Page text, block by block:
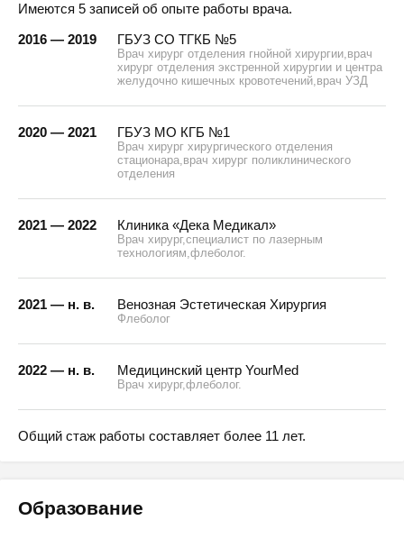
Имеются 5 записей об опыте работы врача.
2016 — 2019
ГБУЗ СО ТГКБ №5
Врач хирург отделения гнойной хирургии,врач
хирург отделения экстренной хирургии и центра
желудочно кишечных кровотечений,врач УЗД
2020 — 2021 ГБУЗ МО КГБ №1
Врач хирург хирургического отделения
стационара,врач хирург поликлинического
отделения
2021 — 2022 Клиника «Дека Медикал»
Врач хирург,специалист по лазерным
технологиям,флеболог.
2021 — н. в. Венозная Эстетическая Хирургия
Флеболог
2022 — н. в. Медицинский центр YourMed
Врач хирург,флеболог.
Общий стаж работы составляет более 11 лет.
Образование